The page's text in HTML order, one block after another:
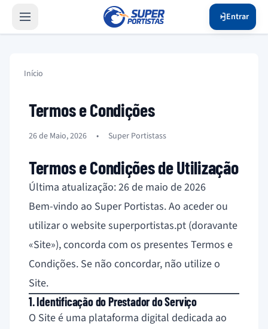
Entrar
Início
Termos e Condições
26 de Maio, 2026 • Super Portistass
Termos e Condições de Utilização
Última atualização: 26 de maio de 2026
Bem-vindo ao Super Portistas. Ao aceder ou
utilizar o website superportistas.pt (doravante
«Site»), concorda com os presentes Termos e
Condições. Se não concordar, não utilize o
Site.
1. Identificação do Prestador do Serviço
O Site é uma plataforma digital dedicada ao